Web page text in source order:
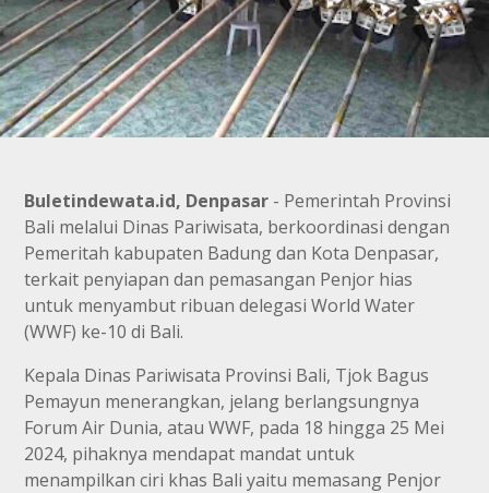
Buletindewata.id, Denpasar - Pemerintah Provinsi
Bali melalui Dinas Pariwisata, berkoordinasi dengan
Pemeritah kabupaten Badung dan Kota Denpasar,
terkait penyiapan dan pemasangan Penjor hias
untuk menyambut ribuan delegasi World Water
(WWF) ke-10 di Bali.
Kepala Dinas Pariwisata Provinsi Bali, Tjok Bagus
Pemayun menerangkan, jelang berlangsungnya
Forum Air Dunia, atau WWF, pada 18 hingga 25 Mei
2024, pihaknya mendapat mandat untuk
menampilkan ciri khas Bali yaitu memasang Penjor